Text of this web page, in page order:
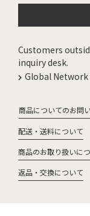
Customers
inquiry desk.
Global Network
商品についてのお問
配送・送料について
商品のお取り扱いに
返品・交換について